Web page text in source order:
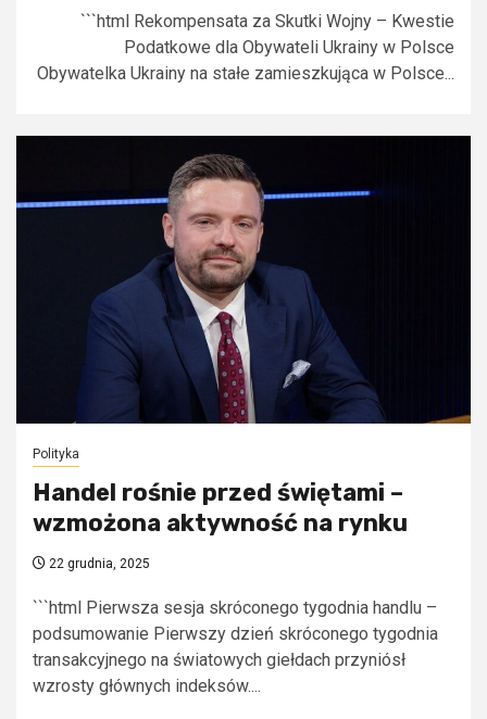
```html Rekompensata za Skutki Wojny – Kwestie
Podatkowe dla Obywateli Ukrainy w Polsce
Obywatelka Ukrainy na stałe zamieszkująca w Polsce...
Polityka
Handel rośnie przed świętami –
wzmożona aktywność na rynku
22 grudnia, 2025
```html Pierwsza sesja skróconego tygodnia handlu –
podsumowanie Pierwszy dzień skróconego tygodnia
transakcyjnego na światowych giełdach przyniósł
wzrosty głównych indeksów....